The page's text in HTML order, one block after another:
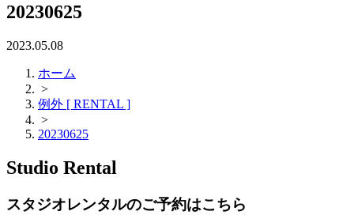
20230625
2023.05.08
ホーム
>
例外 [ RENTAL ]
>
20230625
Studio Rental
スタジオレンタルのご予約はこちら